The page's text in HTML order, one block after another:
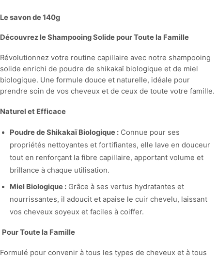
Le savon de 140g
Découvrez le Shampooing Solide pour Toute la Famille
Révolutionnez votre routine capillaire avec notre shampooing
solide enrichi de poudre de shikakaï biologique et de miel
biologique. Une formule douce et naturelle, idéale pour
prendre soin de vos cheveux et de ceux de toute votre famille.
Naturel et Efficace
Poudre de Shikakaï Biologique : Connue pour ses
propriétés nettoyantes et fortifiantes, elle lave en douceur
tout en renforçant la fibre capillaire, apportant volume et
brillance à chaque utilisation.
Miel Biologique : Grâce à ses vertus hydratantes et
nourrissantes, il adoucit et apaise le cuir chevelu, laissant
vos cheveux soyeux et faciles à coiffer.
Pour Toute la Famille
Formulé pour convenir à tous les types de cheveux et à tous